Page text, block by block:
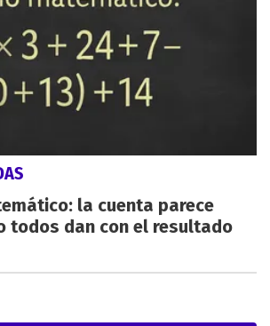
la cuenta parece
todos dan con el resultado